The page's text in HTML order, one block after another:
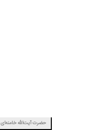
حضرت آیت‌الله خامنه‌ای